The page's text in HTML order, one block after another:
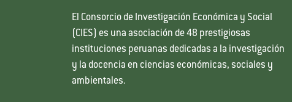
El Consorcio de Investigación Económica y Social
(CIES) es una asociación de 48 prestigiosas
instituciones peruanas dedicadas a la investigación
y la docencia en ciencias económicas, sociales y
ambientales.